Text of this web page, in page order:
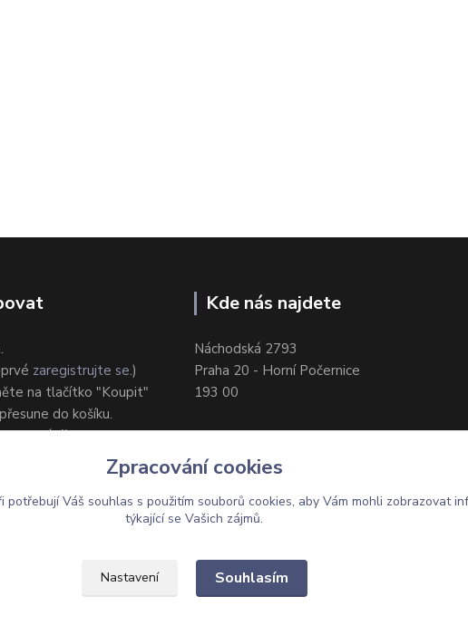
zaregistrujte se.)
na tlačítko "Koupit"
do košíku.
dodání/platby.
Kde nás najdete
Náchodská 2793
Praha 20 - Horní Počernice
193 00
Upravit sběr cookies.
Zpracování cookies
potřebují Váš souhlas s použitím souborů cookies, aby Vám mohli zobrazovat
týkající se Vašich zájmů.
Nastavení Souhlasím